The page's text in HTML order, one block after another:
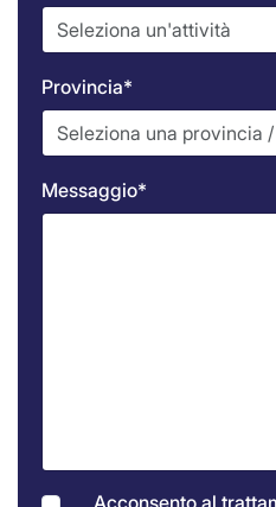
Provincia*
Messaggio*
Acconsento al